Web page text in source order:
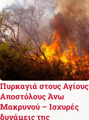
Πυρκαγιά στους Αγίους
Αποστόλους Άνω
Μακρυνού – Ισχυρές
δυνάμεις της